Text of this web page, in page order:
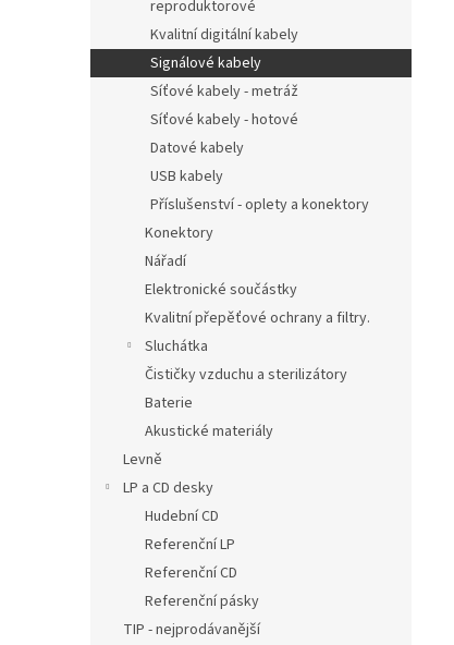
reproduktorové
Kvalitní digitální kabely
Signálové kabely
Síťové kabely - metráž
Síťové kabely - hotové
Datové kabely
USB kabely
Příslušenství - oplety a konektory
Konektory
Nářadí
Elektronické součástky
Kvalitní přepěťové ochrany a filtry.
Sluchátka
Čističky vzduchu a sterilizátory
Baterie
Akustické materiály
Levně
LP a CD desky
Hudební CD
Referenční LP
Referenční CD
Referenční pásky
TIP - nejprodávanější